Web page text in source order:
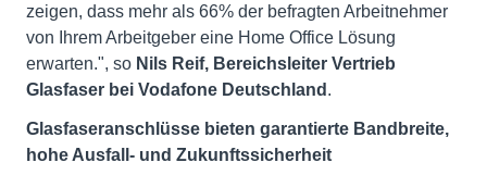
zeigen, dass mehr als 66% der befragten Arbeitnehmer
von Ihrem Arbeitgeber eine Home Office Lösung
erwarten.", so Nils Reif, Bereichsleiter Vertrieb
Glasfaser bei Vodafone Deutschland .
Glasfaseranschlüsse bieten garantierte Bandbreite,
hohe Ausfall- und Zukunftssicherheit